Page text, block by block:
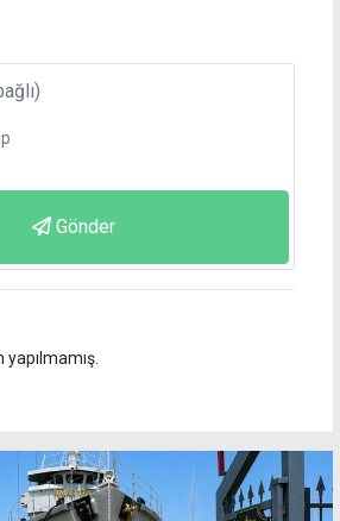
Gönder